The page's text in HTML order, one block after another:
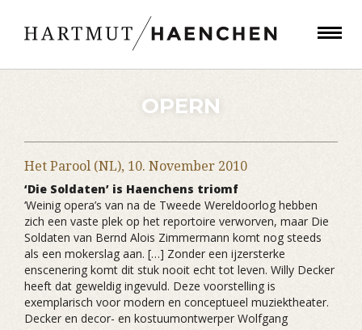
OPERN
Het Parool (NL), 10. November 2010
‘Die Soldaten’ is Haenchens triomf
‘Weinig opera’s van na de Tweede Wereldoorlog hebben
zich een vaste plek op het reportoire verworven, maar Die
Soldaten van Bernd Alois Zimmermann komt nog steeds
als een mokerslag aan. […] Zonder een ijzersterke
enscenering komt dit stuk nooit echt tot leven. Willy Decker
heeft dat geweldig ingevuld. Deze voorstelling is
exemplarisch voor modern en conceptueel muziektheater.
Decker en decor- en kostuumontwerper Wolfgang